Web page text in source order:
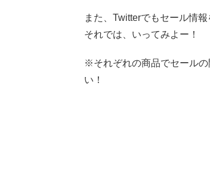
また、Twitterでもセール情
それでは、いってみよー！
※それぞれの商品でセールの
い！